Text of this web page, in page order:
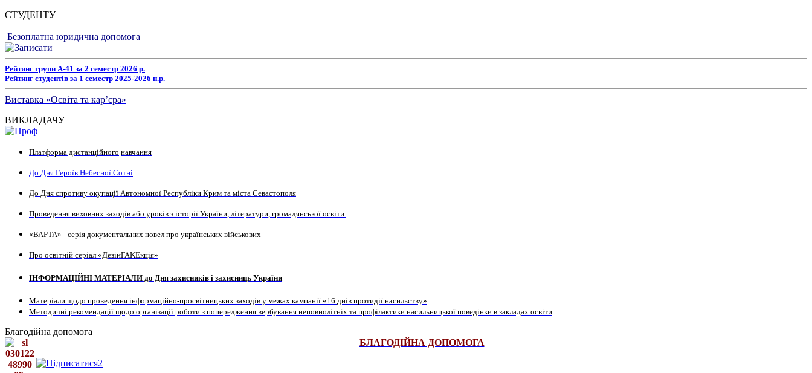
СТУДЕНТУ
Безоплатна юридична допомога
Рейтинг групи А-41 за 2 семестр 2026 р.
Рейтинг студентів за 1 семестр 2025-2026 н.р.
Виставка «Освіта та кар’єра»
ВИКЛАДАЧУ
Платформа дистанційного навчання
До Дня Героїв Небесної Сотні
До Дня спротиву окупації Автономної Республіки Крим та міста Севастополя
Проведення виховних заходів або уроків з історії України, літератури, громадянської освіти.
«ВАРТА» - серія документальних новел про українських військових
Про освітній серіал «ДезінFAKEкція»
ІНФОРМАЦІЙНІ МАТЕРІАЛИ до Дня захисників і захисниць України
Матеріали щодо проведення інформаційно-просвітницьких заходів у межах кампанії «16 днів протидії насильству»
Методичні рекомендації щодо організації роботи з попередження вербування неповнолітніх та профілактики насильницької поведінки в закладах освіти
Благодійна допомога
БЛАГОДІЙНА ДОПОМОГА